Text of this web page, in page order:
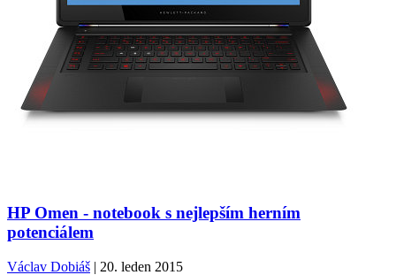
HP Omen - notebook s nejlepším herním
potenciálem
Václav Dobiáš | 20. leden 2015